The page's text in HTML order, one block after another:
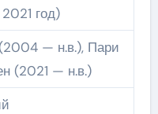
год)
— н.в.), Пари
(2021 — н.в.)